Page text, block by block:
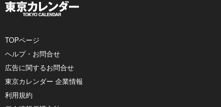
TOPページ
ヘルプ・お問合せ
広告に関するお問合せ
東京カレンダー 企業情報
利用規約